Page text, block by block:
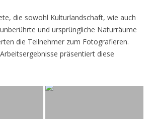
die sowohl Kulturlandschaft, wie auch
und ursprüngliche Naturräume
die Teilnehmer zum Fotografieren.
präsentiert diese